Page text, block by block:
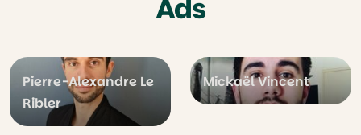
Ads
Pierre-Alexandre Le
Ribler
Mickaël Vincent